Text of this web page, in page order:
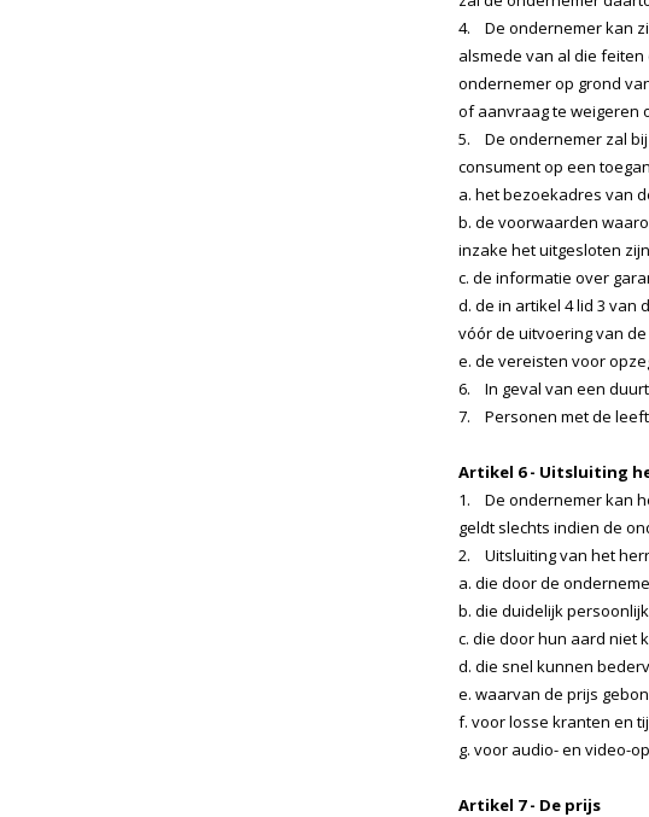
4. De ondernemer kan
alsmede van al die
ondernemer op grond
of aanvraag te weigeren
5. De ondernemer zal
consument op een
a. het bezoekadres van
b. de voorwaarden
inzake het uitgesloten
c. de informatie over
d. de in artikel 4 lid 3
vóór de uitvoering van
e. de vereisten voor
6. In geval van een
7. Personen met de
Artikel 6 - Uitsluiting
1. De ondernemer kan
geldt slechts indien de
2. Uitsluiting van het
a. die door de
b. die duidelijk
c. die door hun aard niet
d. die snel kunnen
e. waarvan de prijs
f. voor losse kranten en
g. voor audio- en video-
Artikel 7 - De prijs